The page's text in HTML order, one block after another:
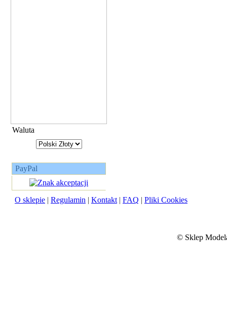
Waluta
PayPal
O sklepie | Regulamin | Kontakt | FAQ | Pliki Cookies
© Sklep